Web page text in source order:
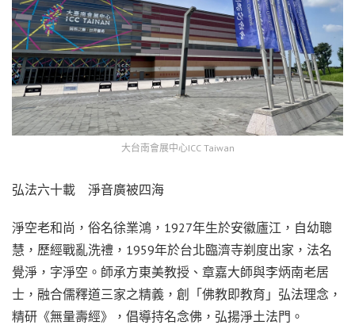
大台南會展中心ICC Taiwan
弘法六十載 淨音廣被四海
淨空老和尚，俗名徐業鴻，1927年生於安徽廬江，自幼聰
慧，歷經戰亂洗禮，1959年於台北臨濟寺剃度出家，法名
覺淨，字淨空。師承方東美教授、章嘉大師與李炳南老居
士，融合儒釋道三家之精義，創「佛教即教育」弘法理念，
精研《無量壽經》，倡導持名念佛，弘揚淨土法門。